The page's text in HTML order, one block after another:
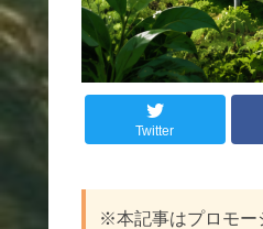
Twitter
※本記事はプロモー